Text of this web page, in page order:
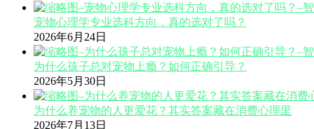
宠物心理学专业选科方向，真的选对了吗？
2026年6月24日
为什么孩子总对宠物上瘾？如何正确引导？
2026年5月30日
为什么养宠物的人更爱花？其实答案藏在消费心理里
2026年7月13日